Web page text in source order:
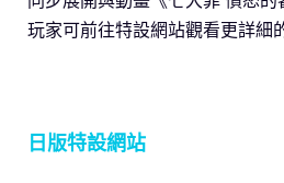
玩家可前往特設網站觀看更詳細
日版特設網站